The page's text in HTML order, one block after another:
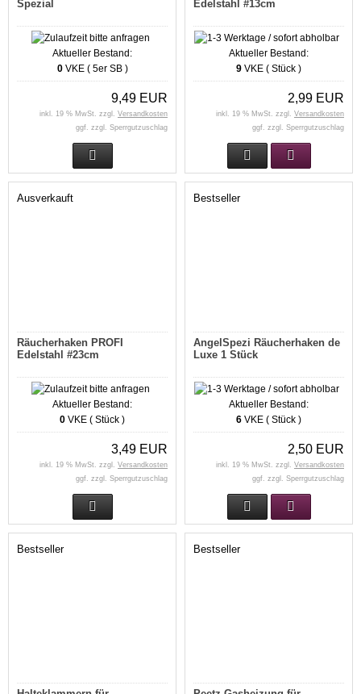
Spezial
Aktueller Bestand:
0VKE ( 5er SB )
9,49 EUR
inkl. 19 % MwSt. zzgl. Versandkosten
ggf. zzgl. Sperrgutzuschlag
Edelstahl #13cm
Aktueller Bestand:
9 VKE ( Stück )
2,99 EUR
inkl. 19 % MwSt. zzgl. Versandkosten
ggf. zzgl. Sperrgutzuschlag
Ausverkauft
Räucherhaken PROFI
Edelstahl #23cm
Aktueller Bestand:
0 VKE ( Stück )
3,49 EUR
inkl. 19 % MwSt. zzgl. Versandkosten
ggf. zzgl. Sperrgutzuschlag
Bestseller
AngelSpezi Räucherhaken de
Luxe 1 Stück
Aktueller Bestand:
6 VKE ( Stück )
2,50 EUR
inkl. 19 % MwSt. zzgl. Versandkosten
ggf. zzgl. Sperrgutzuschlag
Bestseller Bestseller